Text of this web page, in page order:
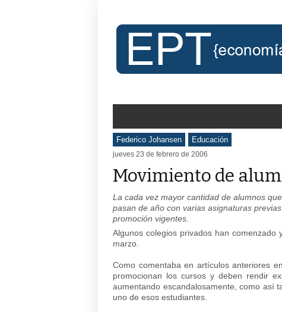
Federico Johansen Educación
jueves 23 de febrero de 2006
Movimiento de
La cada vez mayor cantidad de alumnos
pasan de año con varias asignaturas
promoción vigentes.
Algunos colegios privados han comenzado
marzo.
Como comentaba en artículos anteriores
promocionan los cursos y deben rendir
aumentando escandalosamente, como así
uno de esos estudiantes.